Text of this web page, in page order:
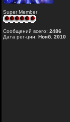
Super Member
Сообщений всего: 2486
Дата рег-ции: Нояб. 2010